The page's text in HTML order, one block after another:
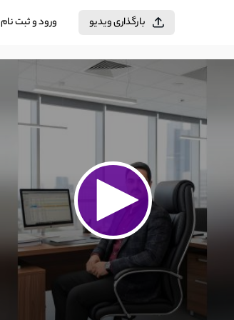
بارگذاری ویدیو ورود و ثبت نام